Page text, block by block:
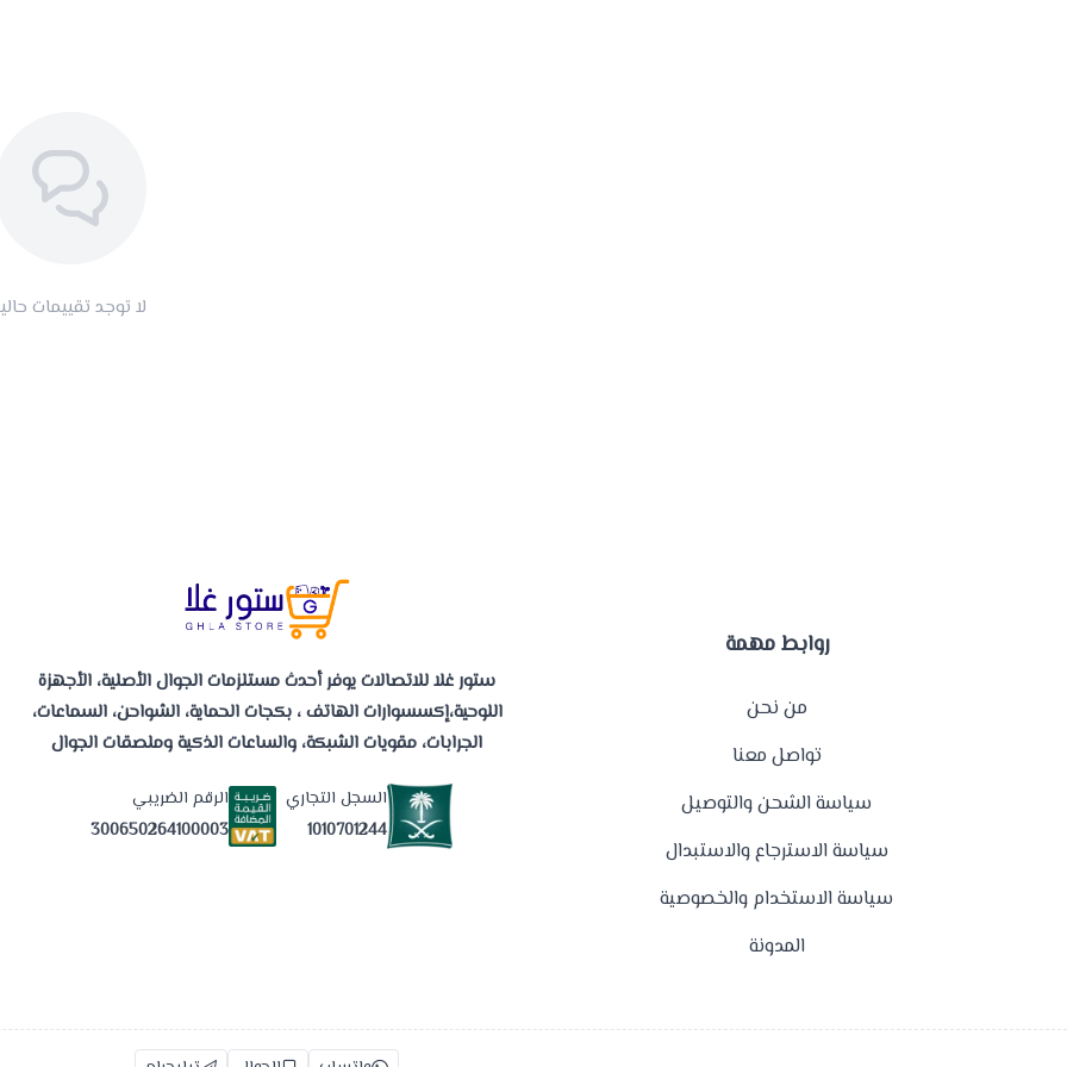
لا توجد تقييمات
روابط مهمة
من نحن
تواصل معنا
سياسة الشحن والتوصيل
سياسة الاسترجاع والاستبدال
سياسة الاستخدام والخصوصية
المدونة
ستور غلا للاتصالات يوفر أحدث مستلزمات الجوال الأصلية، الأجهزة
اللوحية،إكسسوارات الهاتف ، بكجات الحماية، الشواحن، السماعات،
الجرابات، مقويات الشبكة، والساعات الذكية وملصقات الجوال
السجل التجاري
1010701244
الرقم الضريبي
300650264100003